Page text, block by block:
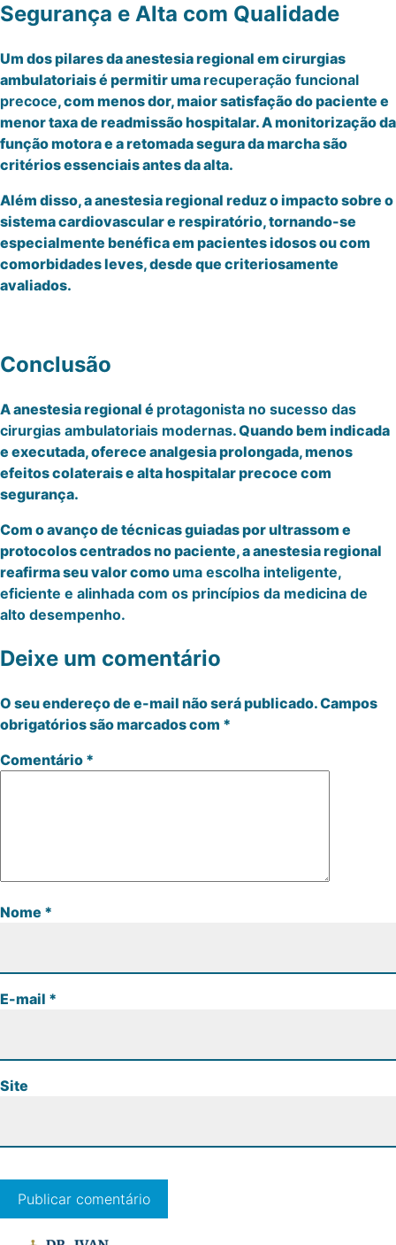
Segurança e Alta com Qualidade
Um dos pilares da anestesia regional em cirurgias
ambulatoriais é permitir uma recuperação funcional
precoce, com menos dor, maior satisfação do paciente e
menor taxa de readmissão hospitalar. A monitorização da
função motora e a retomada segura da marcha são
critérios essenciais antes da alta.
Além disso, a anestesia regional reduz o impacto sobre o
sistema cardiovascular e respiratório, tornando-se
especialmente benéfica em pacientes idosos ou com
comorbidades leves, desde que criteriosamente
avaliados.
Conclusão
A anestesia regional é protagonista no sucesso das
cirurgias ambulatoriais modernas. Quando bem indicada
e executada, oferece analgesia prolongada, menos
efeitos colaterais e alta hospitalar precoce com
segurança.
Com o avanço de técnicas guiadas por ultrassom e
protocolos centrados no paciente, a anestesia regional
reafirma seu valor como uma escolha inteligente,
eficiente e alinhada com os princípios da medicina de
alto desempenho.
Deixe um comentário
O seu endereço de e-mail não será publicado.Campos
obrigatórios são marcados com *
Comentário *
Nome *
E-mail *
Site